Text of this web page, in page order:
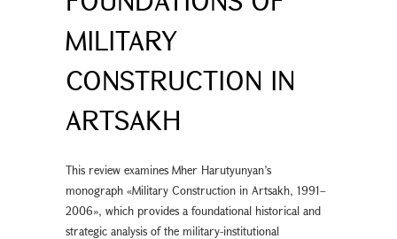
MILITARY
CONSTRUCTION IN
ARTSAKH
This review examines Mher Harutyunyan’s
monograph «Military Construction in Artsakh, 1991–
2006», which provides a foundational historical and
strategic analysis of the military-institutional